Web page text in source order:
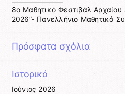
8ο Μαθητικό Φεστιβάλ Αρχαίου
2026”- Πανελλήνιο Μαθητικό
Πρόσφατα σχόλια
Ιστορικό
Ιούνιος 2026